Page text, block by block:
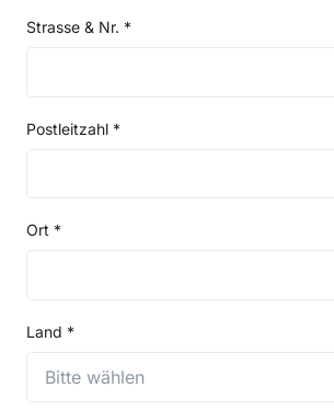
Strasse & Nr. *
Postleitzahl *
Ort *
Land *
Bitte wählen